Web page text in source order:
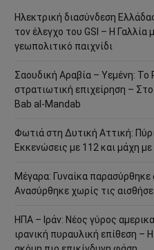
Ηλεκτρική διασύνδεση
τον έλεγχο του GSI – Η Γαλλία
γεωπολιτικό παιχνίδι
Σαουδική Αραβία – Υεμένη: Το
στρατιωτική επιχείρηση –
Bab al-Mandab
Φωτιά στη Δυτική Αττική:
Εκκενώσεις με 112 και μάχη
Μέγαρα: Γυναίκα
Ανασύρθηκε χωρίς τις
ΗΠΑ – Ιράν: Νέος γύρος
ιρανική πυραυλική επίθεση –